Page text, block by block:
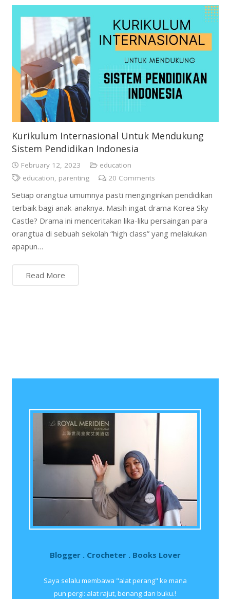
Kurikulum Internasional Untuk Mendukung
Sistem Pendidikan Indonesia
February 12, 2023
education
education, parenting 20 Comments
Setiap orangtua umumnya pasti menginginkan pendidikan
terbaik bagi anak-anaknya. Masih ingat drama Korea Sky
Castle? Drama ini menceritakan lika-liku persaingan para
orangtua di sebuah sekolah “high class” yang melakukan
apapun…
Read More
Blogger . Crocheter . Books Lover
Saya selalu membawa "alat perang" ke mana
pun pergi: alat rajut, benang dan buku.!